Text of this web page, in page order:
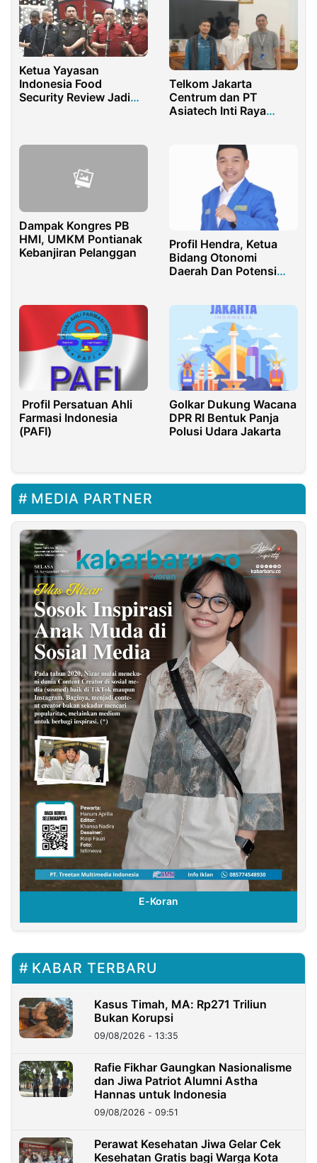
Ketua Yayasan
Indonesia Food
Security Review Jadi
Telkom Jakarta
Centrum dan PT
Asiatech Inti Raya
Dampak Kongres PB
HMI, UMKM Pontianak
Kebanjiran Pelanggan
Profil Hendra, Ketua
Bidang Otonomi
Daerah Dan Potensi
Profil Persatuan Ahli
Farmasi Indonesia
(PAFI)
Golkar Dukung Wacana
DPR RI Bentuk Panja
Polusi Udara Jakarta
MEDIA PARTNER
E-Koran
KABAR TERBARU
Kasus Timah, MA: Rp271 Triliun
Bukan Korupsi
09/08/2026 - 13:35
Rafie Fikhar Gaungkan Nasionalisme
dan Jiwa Patriot Alumni Astha
Hannas untuk Indonesia
09/08/2026 - 09:51
Perawat Kesehatan Jiwa Gelar Cek
Kesehatan Gratis bagi Warga Kota